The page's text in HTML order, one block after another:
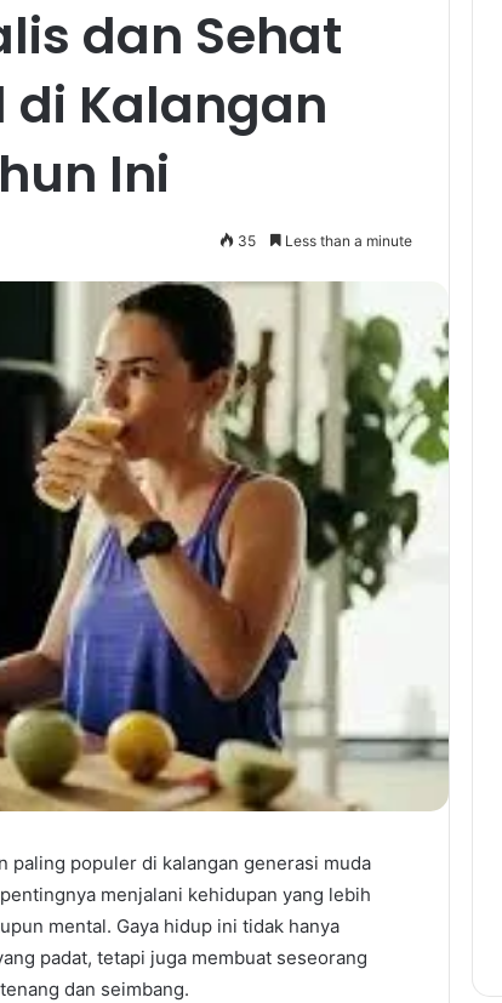
dan Sehat
di Kalangan
Ini
35 Less than a minute
paling populer di kalangan generasi muda
menjalani kehidupan yang lebih
mental. Gaya hidup ini tidak hanya
padat, tetapi juga membuat seseorang
dan seimbang.